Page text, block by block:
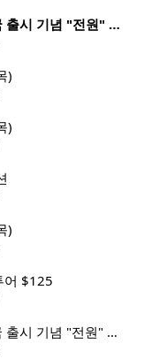
[올영 1위 디바이스 크라이오 소닉] 미국 출시 기념 "전원" 증정 이벤트, 참여 부탁드립니다.
)
)
)
어 $125
[올영 1위 디바이스 크라이오 소닉] 미국 출시 기념 "전원" 증정 이벤트, 참여 부탁드립니다.